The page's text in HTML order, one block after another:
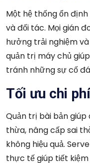
Một hệ thống ổn
và đối tác. Mọi gián
hưởng trải nghiệm
quản trị máy chủ
tránh những sự cố
Tối ưu chi
Quản trị bài bản
thừa, nâng cấp sai
không hiệu quả.
thực tế giúp tiết